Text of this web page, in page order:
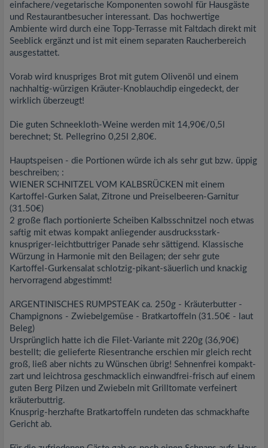
einfachere/vegetarische Komponenten sowohl für Hausgäste
und Restaurantbesucher interessant. Das hochwertige
Ambiente wird durch eine Topp-Terrasse mit Faltdach direkt mit
Seeblick ergänzt und ist mit einem separaten Raucherbereich
ausgestattet.
Vorab wird knuspriges Brot mit gutem Olivenöl und einem
nachhaltig-würzigen Kräuter-Knoblauchdip eingedeckt, der
wirklich überzeugt!
Die guten Schneekloth-Weine werden mit 14,90€/0,5l
berechnet; St. Pellegrino 0,25l 2,80€.
Hauptspeisen - die Portionen würde ich als sehr gut bzw. üppig
beschreiben; :
WIENER SCHNITZEL VOM KALBSRÜCKEN mit einem
Kartoffel-Gurken Salat, Zitrone und Preiselbeeren-Garnitur
(31.50€)
2 große flach portionierte Scheiben Kalbsschnitzel noch etwas
saftig mit etwas kompakt anliegender ausdrucksstark-
knuspriger-leichtbuttriger Panade sehr sättigend. Klassische
Würzung in Harmonie mit den Beilagen; der sehr gute
Kartoffel-Gurkensalat schlotzig-pikant-säuerlich und knackig
hervorragend abgestimmt!
ARGENTINISCHES RUMPSTEAK ca. 250g - Kräuterbutter -
Champignons - Zwiebelgemüse - Bratkartoffeln (31.50€ - laut
Beleg)
Ursprünglich hatte ich die Filet-Variante mit 220g (36,90€)
bestellt; die gelieferte Riesentranche erschien mir gleich recht
groß, ließ aber nichts zu Wünschen übrig! Sehnenfrei kompakt-
zart und leichtrosa geschmacklich einwandfrei-frisch auf einem
guten Berg Pilzen und Zwiebeln mit Grilltomate verfeinert
kräuterbuttrig.
Knusprig-herzhafte Bratkartoffeln rundeten das schmackhafte
Gericht ab.